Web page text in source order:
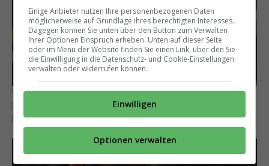
Bleibt vorerst in München
Michael Olise lehnt Liverpool ab und hat
künftig einen anderen Wunschklub
Einige Anbieter nutzen Ihre personenbezogenen Daten
möglicherweise auf Grundlage ihres berechtigten Interesses.
Dagegen können Sie unten über den Button zum Verwalten
Ihrer Optionen Einspruch erheben. Unten auf dieser Seite
oder im Menü der Website finden Sie einen Link, über den Sie
die Einwilligung in die Datenschutz- und Cookie-Einstellungen
verwalten oder widerrufen können.
Einwilligen
Optionen verwalten